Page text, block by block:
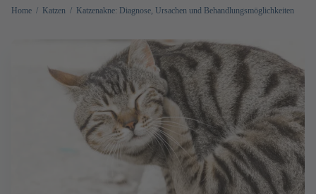
Home Katzen Katzenakne: Diagnose, Ursachen und Behandlungsmöglichkeiten